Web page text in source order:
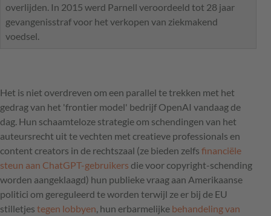
overlijden. In 2015 werd Parnell veroordeeld tot 28 jaar
gevangenisstraf voor het verkopen van ziekmakend
voedsel.
Het is niet overdreven om een parallel te trekken met het
gedrag van het 'frontier model' bedrijf OpenAI vandaag de
dag. Hun schaamteloze strategie om schendingen van het
auteursrecht uit te vechten met creatieve professionals en
content creators in de rechtszaal (ze bieden zelfs financiële
steun aan ChatGPT-gebruikers die voor copyright-schending
worden aangeklaagd) hun publieke vraag aan Amerikaanse
politici om gereguleerd te worden terwijl ze er bij de EU
stilletjes tegen lobbyen , hun erbarmelijke behandeling van